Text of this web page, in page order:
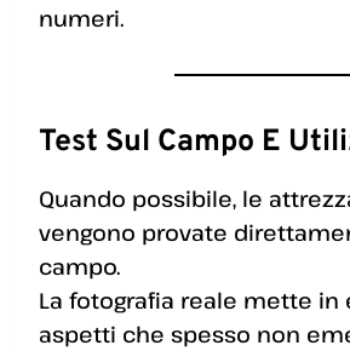
numeri.
Test Sul Campo E
Quando possibile, le
vengono provate
campo.
La fotografia reale mette in
aspetti che spesso non